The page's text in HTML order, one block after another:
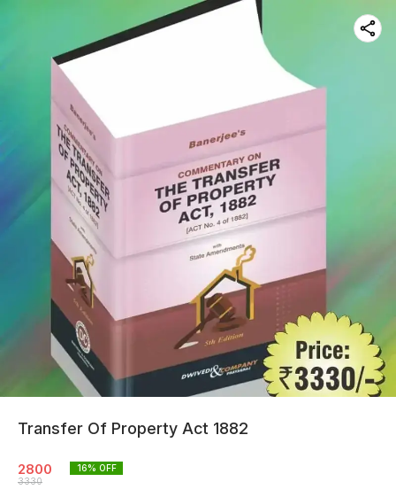
Transfer Of Property Act 1882
2800
3330
16% OFF